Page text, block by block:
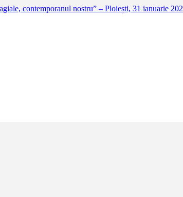
caragialiene „Caragiale,
Național de interpretare artistică a personajelor